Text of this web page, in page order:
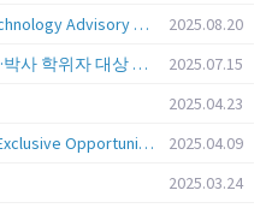
Call for Applications: 2025 Korea Technology Advisory Group (K-TAG)
2025.08.20
과총-한국은행 주관 이공계 분야 석·박사 학위자 대상 서베이
2025.07.15
2025.04.23
i-Drone 2025, Deadline Extended & Exclusive Opportunity to Travel to Korea!
2025.04.09
2025.03.24